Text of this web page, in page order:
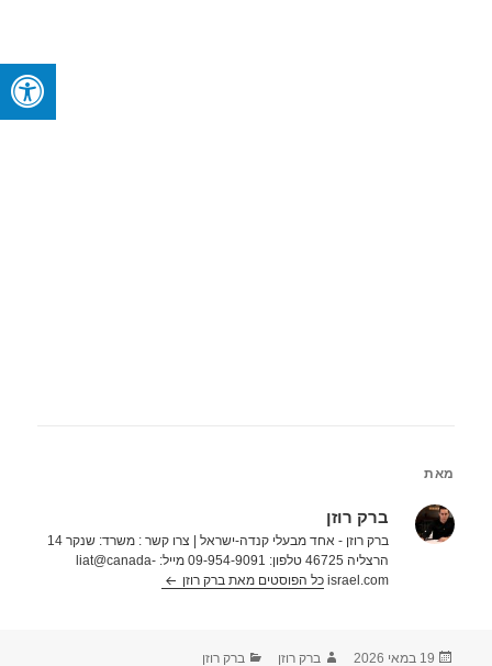
מאת
ברק רוזן
ברק רוזן - אחד מבעלי קנדה-ישראל | צרו קשר : משרד: שנקר 14
הרצליה 46725 טלפון: 09-954-9091 מייל: liat@canada-
israel.com כל הפוסטים מאת ברק רוזן‏
פורסם
19 במאי 2026 מחבר
ברק רוזן קטגוריות
ברק רוזן